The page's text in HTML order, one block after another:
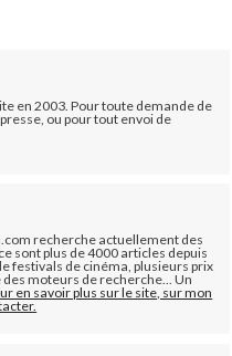
en 2003. Pour toute demande de
ou pour tout envoi de
recherche actuellement des
sont plus de 4000 articles depuis
festivals de cinéma, plusieurs prix
moteurs de recherche... Un
en savoir plus sur le site, sur mon